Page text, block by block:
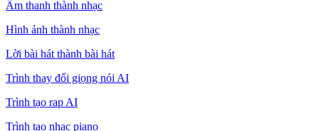
Âm thanh thành nhạc
Hình ảnh thành nhạc
Lời bài hát thành bài hát
Trình thay đổi giọng nói AI
Trình tạo rap AI
Trình tạo nhạc piano